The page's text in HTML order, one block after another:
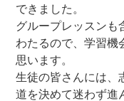
できました。
グループレッスンも
わたるので、学習機
思います。
生徒の皆さんには、
道を決めて迷わず進